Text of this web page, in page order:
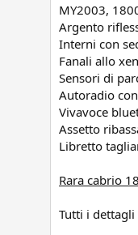
MY2003,
Argento
Interni con
Fanali allo
Sensori di
Autoradio
Vivavoce
Assetto
Libretto
Rara cabrio
Tutti i